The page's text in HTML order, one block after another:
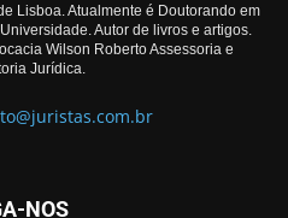
Lisboa. Atualmente é Doutorando em
Autor de livros e artigos.
Wilson Roberto Assessoria e
Jurídica.
NOS